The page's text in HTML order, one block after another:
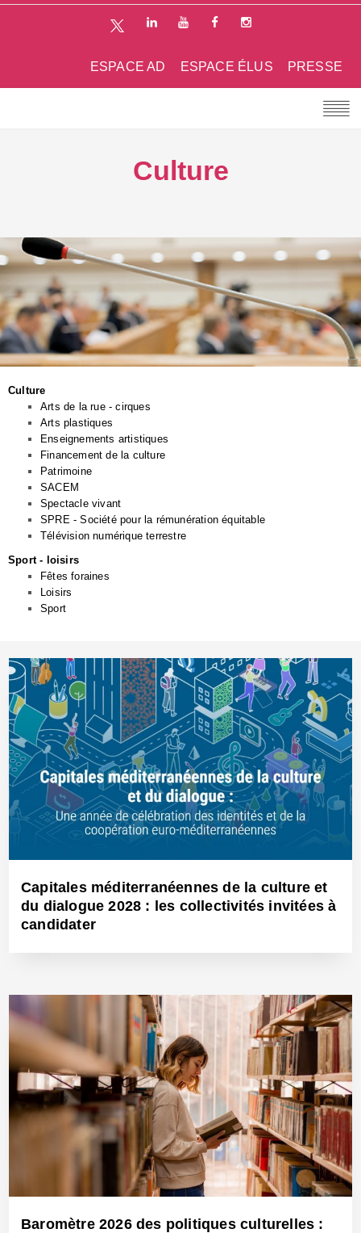
PRESSE
ESPACE ÉLUS
ESPACE AD
Culture
Culture
Arts de la rue - cirques
Arts plastiques
Enseignements artistiques
Financement de la culture
Patrimoine
SACEM
Spectacle vivant
SPRE - Société pour la rémunération équitable
Télévision numérique terrestre
Sport - loisirs
Fêtes foraines
Loisirs
Sport
Capitales méditerranéennes de la culture et
du dialogue 2028 : les collectivités invitées à
candidater
11 Juin 2026 - Réf: BW43214
Baromètre 2026 des politiques culturelles :